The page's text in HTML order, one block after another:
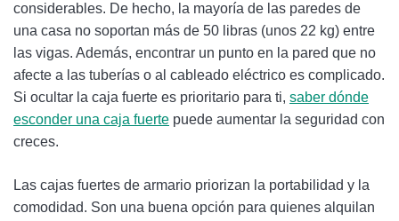
considerables. De hecho, la mayoría de las paredes de
una casa no soportan más de 50 libras (unos 22 kg) entre
las vigas. Además, encontrar un punto en la pared que no
afecte a las tuberías o al cableado eléctrico es complicado.
Si ocultar la caja fuerte es prioritario para ti, saber dónde
esconder una caja fuerte puede aumentar la seguridad con
creces.
Las cajas fuertes de armario priorizan la portabilidad y la
comodidad. Son una buena opción para quienes alquilan